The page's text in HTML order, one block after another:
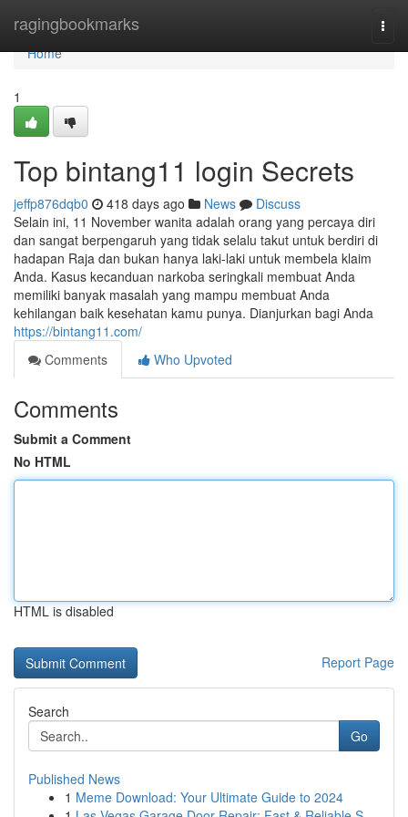
ragingbookmarks
Home
Home
1
Top bintang11 login Secrets
jeffp876dqb0 418 days ago News
Discuss
Selain ini, 11 November wanita adalah orang yang percaya diri
dan sangat berpengaruh yang tidak selalu takut untuk berdiri di
hadapan Raja dan bukan hanya laki-laki untuk membela klaim
Anda. Kasus kecanduan narkoba seringkali membuat Anda
memiliki banyak masalah yang mampu membuat Anda
kehilangan baik kesehatan kamu punya. Dianjurkan bagi Anda
https://bintang11.com/
Comments
Who Upvoted
Comments
Submit a Comment
No HTML
HTML is disabled
Report Page
Search
Go
Published News
1 Meme Download: Your Ultimate Guide to 2024